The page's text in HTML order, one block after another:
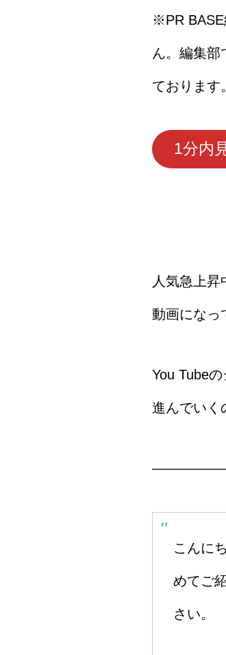
※PR BASE
ん。編集部
ております。
1分内
人気急上
動画になっ
You Tube
進んでいく
――――――
こんに
めてご
さい。